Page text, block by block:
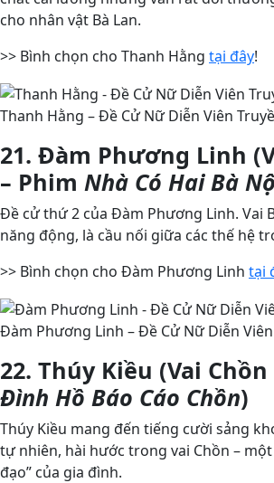
cho nhân vật Bà Lan.
>> Bình chọn cho Thanh Hằng tại đây!
Thanh Hằng – Đề Cử Nữ Diễn Viên
21. Đàm Phương Linh
– Phim Nhà Có Hai Bà
Đề cử thứ 2 của Đàm Phương Linh. Vai
năng động, là cầu nối giữa các thế hệ
>> Bình chọn cho Đàm Phương Linh tại
Đàm Phương Linh – Đề Cử Nữ Diễn
22. Thúy Kiều (Vai
Đình Hồ Báo Cáo Chồn)
Thúy Kiều mang đến tiếng cười sảng
tự nhiên, hài hước trong vai Chồn –
đạo” của gia đình.